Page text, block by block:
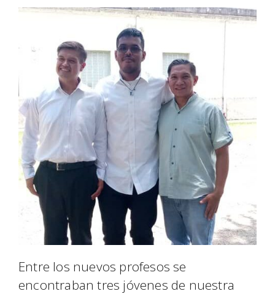
Entre los nuevos profesos se
encontraban tres jóvenes de nuestra